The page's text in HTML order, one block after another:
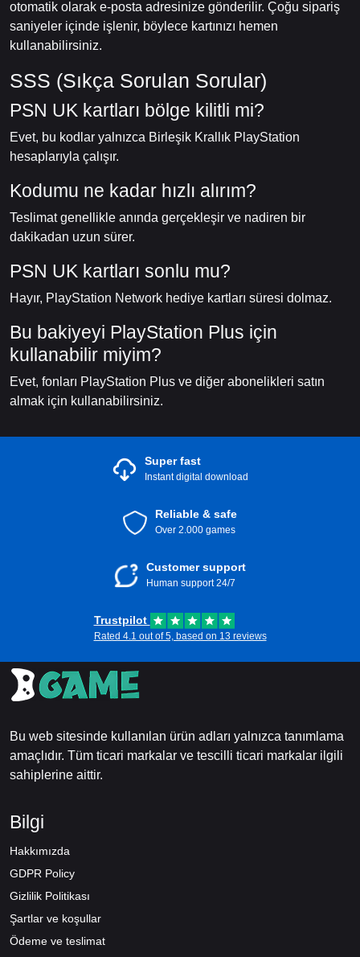
otomatik olarak e-posta adresinize gönderilir. Çoğu sipariş
saniyeler içinde işlenir, böylece kartınızı hemen
kullanabilirsiniz.
SSS (Sıkça Sorulan Sorular)
PSN UK kartları bölge kilitli mi?
Evet, bu kodlar yalnızca Birleşik Krallık PlayStation
hesaplarıyla çalışır.
Kodumu ne kadar hızlı alırım?
Teslimat genellikle anında gerçekleşir ve nadiren bir
dakikadan uzun sürer.
PSN UK kartları sonlu mu?
Hayır, PlayStation Network hediye kartları süresi dolmaz.
Bu bakiyeyi PlayStation Plus için
kullanabilir miyim?
Evet, fonları PlayStation Plus ve diğer abonelikleri satın
almak için kullanabilirsiniz.
Super fast
Instant digital download
Reliable & safe
Over 2.000 games
Customer support
Human support 24/7
Trustpilot
Rated 4.1 out of 5, based on 13 reviews
Bu web sitesinde kullanılan ürün adları yalnızca tanımlama
amaçlıdır. Tüm ticari markalar ve tescilli ticari markalar ilgili
sahiplerine aittir.
Bilgi
Hakkımızda
GDPR Policy
Gizlilik Politikası
Şartlar ve koşullar
Ödeme ve teslimat